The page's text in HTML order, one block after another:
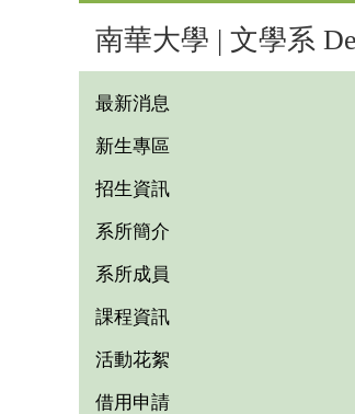
南華大學 | 文學系
最新消息
新生專區
招生資訊
系所簡介
系所成員
課程資訊
活動花絮
借用申請